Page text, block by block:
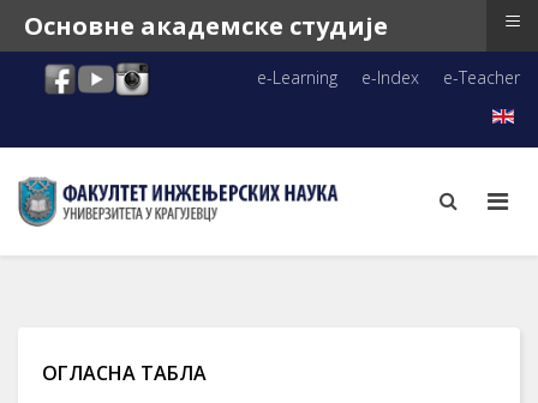
e-Learning e-Index e-Teacher
ОГЛАСНА ТАБЛА
Основне академске студије ≡